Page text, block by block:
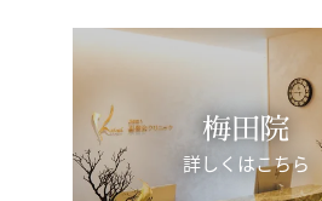
梅田院
詳しくはこちら